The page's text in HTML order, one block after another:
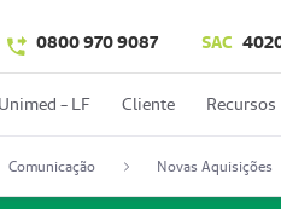
0800 970 9087 SAC
Unimed - LF Cliente
Comunicação Novas Aquisições